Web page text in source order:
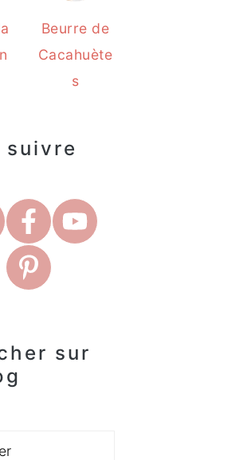
Beurre de
Cacahuète
s
suivre
sur